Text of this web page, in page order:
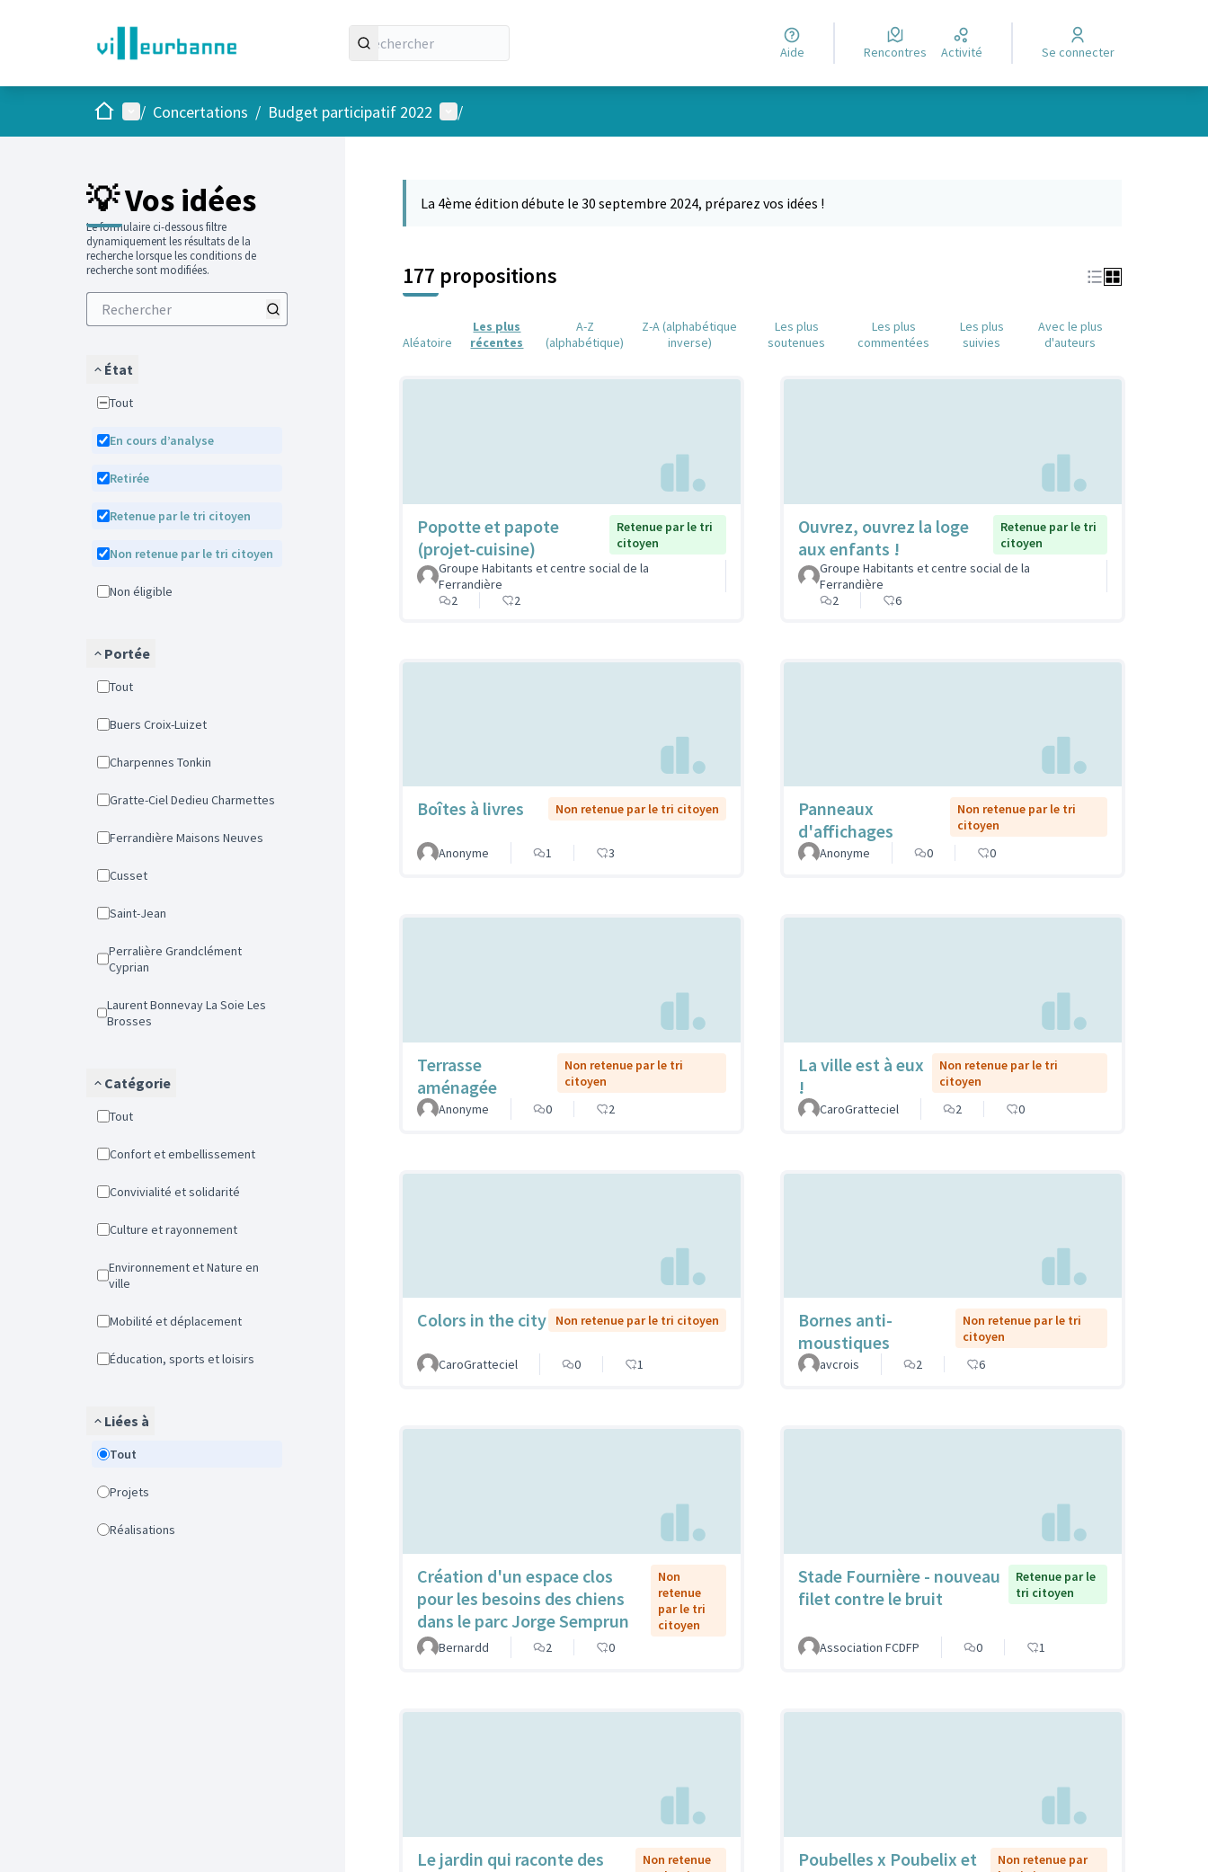
Aide Rencontres Activité Se connecter
AccueilMenu principal
/ Concertations / Budget participatif 2022 Menu utilisateur
/
💡 Vos idées
Le formulaire ci-dessous filtre
dynamiquement les résultats de la
recherche lorsque les conditions de
recherche sont modifiées.
État
Tout
En cours d’analyse
Retirée
Retenue par le tri citoyen
Non retenue par le tri citoyen
Non éligible
Portée
Tout
Buers Croix-Luizet
Charpennes Tonkin
Gratte-Ciel Dedieu Charmettes
Ferrandière Maisons Neuves
Cusset
Saint-Jean
Perralière Grandclément
Cyprian
Laurent Bonnevay La Soie Les
Brosses
Catégorie
Tout
Confort et embellissement
Convivialité et solidarité
Culture et rayonnement
Environnement et Nature en
ville
Mobilité et déplacement
Éducation, sports et loisirs
Liées à
Tout
Projets
Réalisations
La 4ème édition débute le 30 septembre 2024, préparez vos idées !
177 propositions
Aléatoire
Les plus
récentes
A-Z
(alphabétique)
Z-A (alphabétique
inverse)
Les plus
soutenues
Les plus
commentées
Les plus
suivies
Avec le plus
d'auteurs
Popotte et papote
(projet-cuisine)
Retenue par le tri
citoyen
Groupe Habitants et centre social de la
Ferrandière
2
2
Ouvrez, ouvrez la loge
aux enfants !
Retenue par le tri
citoyen
Groupe Habitants et centre social de la
Ferrandière
2
6
Boîtes à livres Non retenue par le tri citoyen
Anonyme 1 3
Panneaux
d'affichages
Non retenue par le tri
citoyen
Anonyme
0 0
Terrasse
aménagée
Non retenue par le tri
citoyen
Anonyme
0 2
La ville est à eux
!
Non retenue par le tri
citoyen
CaroGratteciel
2 0
Colors in the city Non retenue par le tri citoyen
CaroGratteciel 0 1
Bornes anti-
moustiques
Non retenue par le tri
citoyen
avcrois
2 6
Création d'un espace clos
pour les besoins des chiens
dans le parc Jorge Semprun
Non
retenue
par le tri
citoyen
Bernardd
2 0
Stade Fournière - nouveau
filet contre le bruit
Retenue par le
tri citoyen
Association FCDFP 0 1
Le jardin qui raconte des
Non retenue
Poubelles x Poubelix et
Non retenue par